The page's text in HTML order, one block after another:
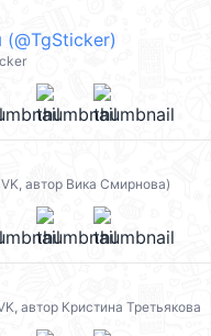
автор Вика Смирнова)
автор Кристина Третьякова